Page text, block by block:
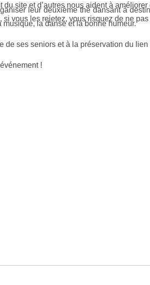
leur deuxième thé dansant à
la danse et la bonne humeur.
de ses seniors et à la préservation du lien
!
site et d’autres nous aident à
vous les rejetez, vous risquez de ne